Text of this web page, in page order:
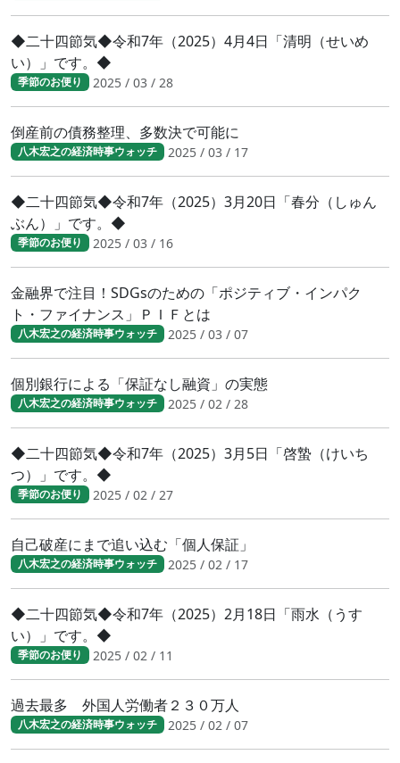
◆二十四節気◆令和7年（2025）4月4日「清明（せいめ
い）」です。◆
季節のお便り 2025 / 03 / 28
倒産前の債務整理、多数決で可能に
八木宏之の経済時事ウォッチ 2025 / 03 / 17
◆二十四節気◆令和7年（2025）3月20日「春分（しゅん
ぶん）」です。◆
季節のお便り 2025 / 03 / 16
金融界で注目！SDGsのための「ポジティブ・インパク
ト・ファイナンス」ＰＩＦとは
八木宏之の経済時事ウォッチ 2025 / 03 / 07
個別銀行による「保証なし融資」の実態
八木宏之の経済時事ウォッチ 2025 / 02 / 28
◆二十四節気◆令和7年（2025）3月5日「啓蟄（けいち
つ）」です。◆
季節のお便り 2025 / 02 / 27
自己破産にまで追い込む「個人保証」
八木宏之の経済時事ウォッチ 2025 / 02 / 17
◆二十四節気◆令和7年（2025）2月18日「雨水（うす
い）」です。◆
季節のお便り 2025 / 02 / 11
過去最多 外国人労働者２３０万人
八木宏之の経済時事ウォッチ 2025 / 02 / 07